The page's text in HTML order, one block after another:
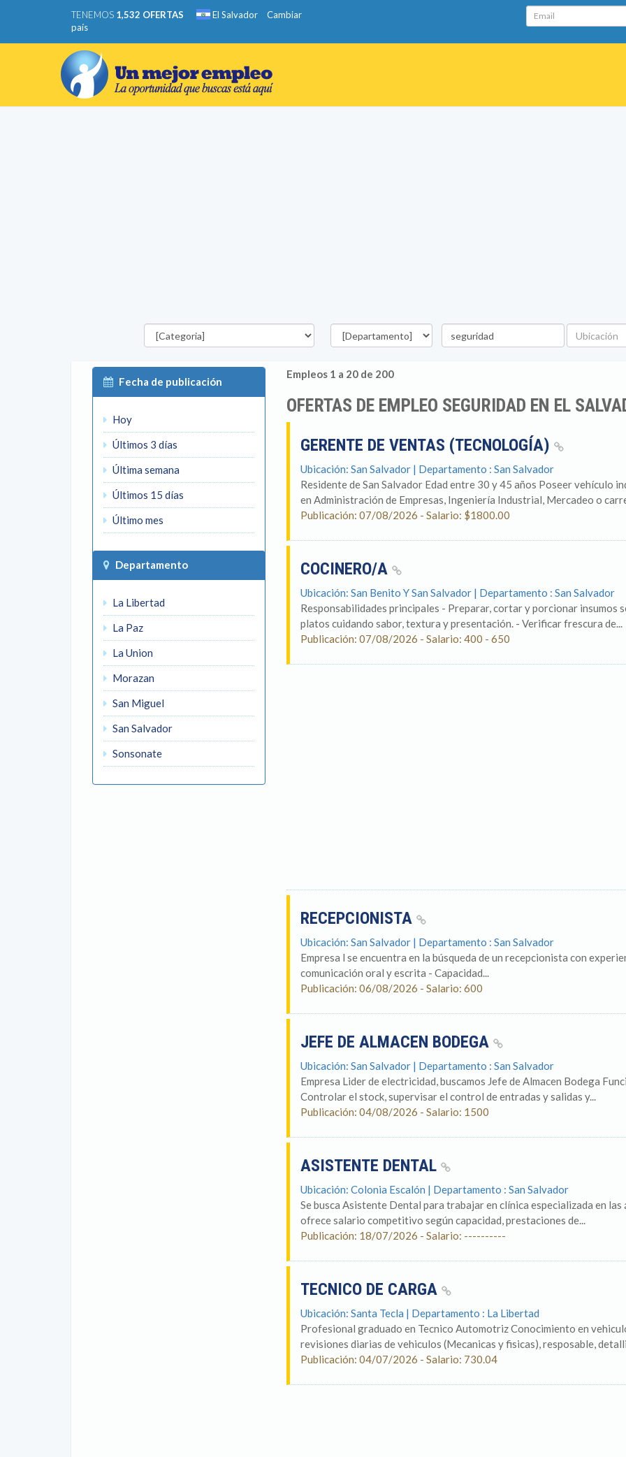
TENEMOS 1,532 OFERTAS El Salvador
Cambiar
país
Email
Categorías Departamento
Palabra
clave
Ubicación
Fecha de publicación
Hoy
Últimos 3 días
Última semana
Últimos 15 días
Último mes
Departamento
La Libertad
La Paz
La Union
Morazan
San Miguel
San Salvador
Sonsonate
Empleos 1 a 20 de 200
OFERTAS DE EMPLEO SEGURIDAD EN EL
GERENTE DE VENTAS (TECNOLOGÍA)
Ubicación: San Salvador | Departamento : San Salvador
Residente de San Salvador Edad entre 30 y 45 años Poseer vehículo
en Administración de Empresas, Ingeniería Industrial, Mercadeo o
Publicación: 07/08/2026 - Salario: $1800.00
COCINERO/A
Ubicación: San Benito Y San Salvador | Departamento : San Salvador
Responsabilidades principales - Preparar, cortar y porcionar insumos
platos cuidando sabor, textura y presentación. - Verificar frescura de...
Publicación: 07/08/2026 - Salario: 400 - 650
RECEPCIONISTA
Ubicación: San Salvador | Departamento : San Salvador
Empresa l se encuentra en la búsqueda de un recepcionista con
comunicación oral y escrita - Capacidad...
Publicación: 06/08/2026 - Salario: 600
JEFE DE ALMACEN BODEGA
Ubicación: San Salvador | Departamento : San Salvador
Empresa Lider de electricidad, buscamos Jefe de Almacen Bodega
Controlar el stock, supervisar el control de entradas y salidas y...
Publicación: 04/08/2026 - Salario: 1500
ASISTENTE DENTAL
Ubicación: Colonia Escalón | Departamento : San Salvador
Se busca Asistente Dental para trabajar en clínica especializada en
ofrece salario competitivo según capacidad, prestaciones de...
Publicación: 18/07/2026 - Salario: ----------
TECNICO DE CARGA
Ubicación: Santa Tecla | Departamento : La Libertad
Profesional graduado en Tecnico Automotriz Conocimiento en
revisiones diarias de vehiculos (Mecanicas y fisicas), resposable,
Publicación: 04/07/2026 - Salario: 730.04